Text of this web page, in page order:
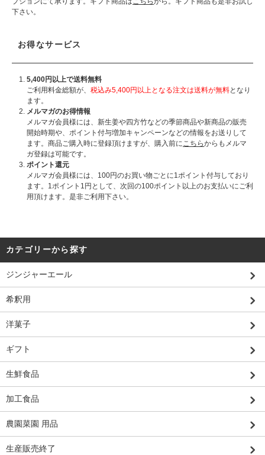
下さい。
お得なサービス
5,400円以上で送料無料
ご利用料金総額が、 税込み5,400円以上となる注文は送料が無料となり
ます。
メルマガのお得情報
メルマガ会員様には、新生姜や四方竹などの季節商品や新商品の販売
開始時期や、ポイント付与増加キャンペーンなどの情報をお送りして
ます。商品ご購入時に登録頂けますが、購入前に こちらからもメルマ
ガ登録は可能です。
ポイント還元
メルマガ会員様には、100円のお買い物ごとに1ポイント付与しており
ます。1ポイント1円として、次回の100ポイント以上のお支払いにご利
用頂けます。是非ご利用下さい。
カテゴリーから探す
ジンジャーエール
希釈用
洋菓子
ギフト
生鮮食品
加工食品
農園菜園 用品
生産販売終了